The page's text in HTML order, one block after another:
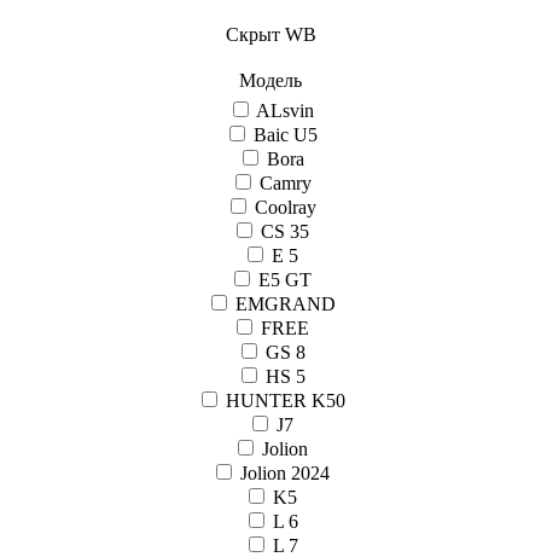
Скрыт WB
Модель
ALsvin
Baic U5
Bora
Camry
Coolray
CS 35
E 5
E5 GT
EMGRAND
FREE
GS 8
HS 5
HUNTER K50
J7
Jolion
Jolion 2024
K5
L 6
L 7